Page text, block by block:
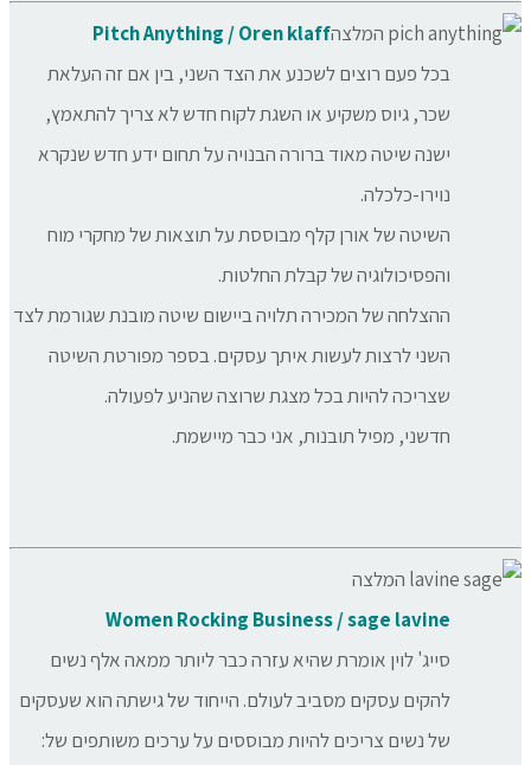
Pitch Anything / Oren klaff
בכל פעם רוצים לשכנע את הצד השני, בין אם זה העלאת
שכר, גיוס משקיע או השגת לקוח חדש לא צריך להתאמץ,
ישנה שיטה מאוד ברורה הבנויה על תחום ידע חדש שנקרא
נוירו-כלכלה.
השיטה של אורן קלף מבוססת על תוצאות של מחקרי מוח
והפסיכולוגיה של קבלת החלטות.
ההצלחה של המכירה תלויה ביישום שיטה מובנת שגורמת לצד
השני לרצות לעשות איתך עסקים. בספר מפורטת השיטה
שצריכה להיות בכל מצגת שרוצה שהניע לפעולה.
חדשני, מפיל תובנות, אני כבר מיישמת.
Women Rocking Business / sage lavine
סייג' לוין אומרת שהיא עזרה כבר ליותר ממאה אלף נשים
להקים עסקים מסביב לעולם. הייחוד של גישתה הוא שעסקים
של נשים צריכים להיות מבוססים על ערכים משותפים של: